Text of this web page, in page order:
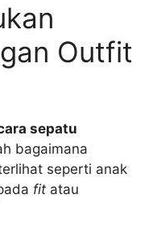
Outfit
sepatu
bagaimana
seperti anak
fit atau